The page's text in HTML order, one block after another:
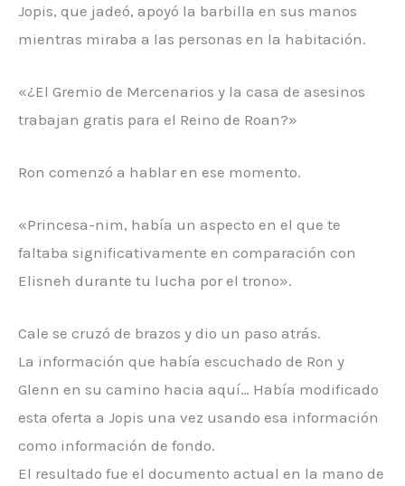
Jopis, que jadeó, apoyó la barbilla en sus manos
mientras miraba a las personas en la habitación.
«¿El Gremio de Mercenarios y la casa de asesinos
trabajan gratis para el Reino de Roan?»
Ron comenzó a hablar en ese momento.
«Princesa-nim, había un aspecto en el que te
faltaba significativamente en comparación con
Elisneh durante tu lucha por el trono».
Cale se cruzó de brazos y dio un paso atrás.
La información que había escuchado de Ron y
Glenn en su camino hacia aquí… Había modificado
esta oferta a Jopis una vez usando esa información
como información de fondo.
El resultado fue el documento actual en la mano de